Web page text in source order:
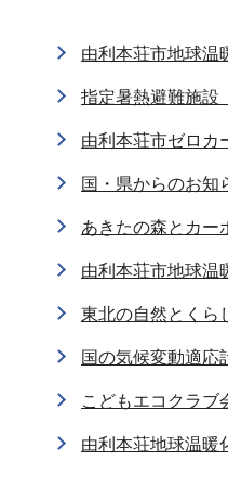
由利本荘市地球温
指定暑熱避難施設
由利本荘市ゼロカ
国・県からのお知
あきたの森とカー
由利本荘市地球
東北の自然とくら
国の気候変動適応
こどもエコクラブ
由利本荘地球温暖